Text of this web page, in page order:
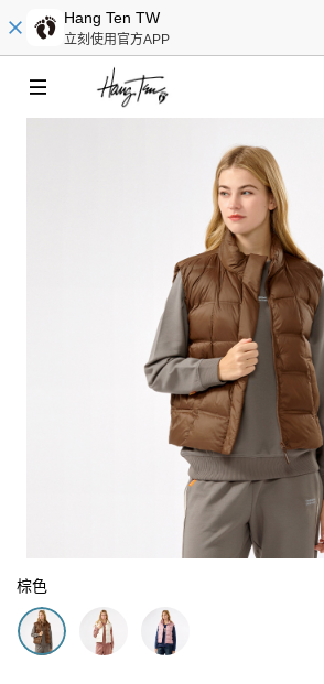
Hang Ten TW
立刻使用官方APP
棕色